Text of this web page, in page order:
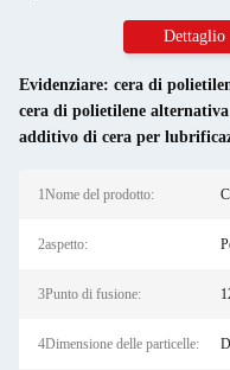
Dettaglio
Evidenziare: cera di
cera di polietilene
additivo di cera per
1Nome del prodotto:
2aspetto:
3Punto di fusione:
4Dimensione delle particelle: